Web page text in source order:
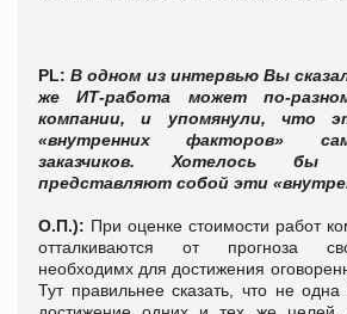
PL: В одном из интервью Вы
же ИТ-работа может по-
компании, и упомянули, что
«внутренних факторов»
заказчиков. Хотелось
представляют собой эти
О.П.): При оценке стоимости работ
отталкиваются от прогноза
необходимх для достижения
Тут правильнее сказать, что не